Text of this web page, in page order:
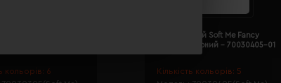
кольорів: 6
Кількість кольорів: 5
Плед флісовий Soft Me Fancy
130х180см чорний - 70030405-01